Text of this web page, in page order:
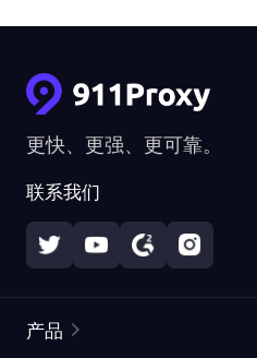
更快、更强、更可靠。
联系我们
产品